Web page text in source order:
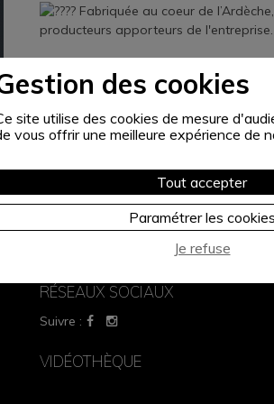
Fabriquée au coeur de
producteurs apporteurs de l'entreprise.
RÉSEAUX SOCIAUX
Suivre :
VIDÉOTHÈQUE
des cookies
site utilise des cookies de mesure
vous offrir une meilleure expérience de
Tout accepter
Paramétrer les cookies
Je refuse